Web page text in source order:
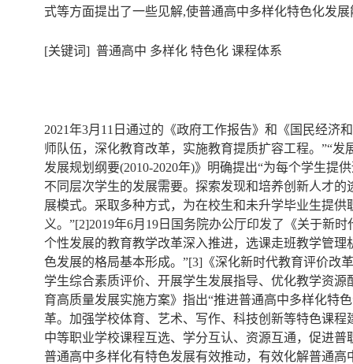
式等方面提出了一些见解,使普通高中多样化特色化发
[关键词] 普通高中 多样化 特色化 课程体系
2021年3月11日通过的《政府工作报告》和《国民经济
师队伍，深化教育改革，实施教育提质扩容工程。”“
发展规划纲要(2010-2020年)》明确提出“为每个学生
不同层次学生的发展需要。探索发现和培养创新人才
展模式。采取多种方式，为在校生和未升学毕业生提
义。”[2]2019年6月19日国务院办公厅印发了《关于新
个性发展的教育教学改革深入推进，选课走班教学管
色发展的格局基本形成。”[3]《深化新时代教育评价改
学生综合素质评价、开展学生发展指导、优化教学资
育高质量发展实施方案》指出“推进普通高中多样化特
革。加强学校体育、艺术、写作、科技创新等特色课
中等职业学校课程互选、学分互认、资源互通，促进
普通高中多样化有特色发展有效推动，有效化解普通